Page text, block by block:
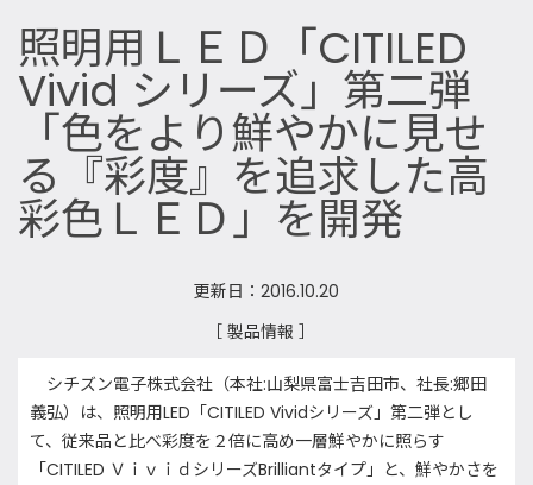
照明用ＬＥＤ「CITILED
Vivid シリーズ」第二弾
「色をより鮮やかに見せ
る『彩度』を追求した高
彩色ＬＥＤ」を開発
更新日：2016.10.20
［ 製品情報 ］
シチズン電子株式会社（本社:山梨県富士吉田市、社長:郷田
義弘）は、照明用LED 「CITILED Vividシリーズ」 第二弾とし
て、 従来品と比べ彩度を２倍に高め一層鮮やかに照らす
「CITILED ＶｉｖｉｄシリーズBrilliantタイプ」と、鮮やかさを